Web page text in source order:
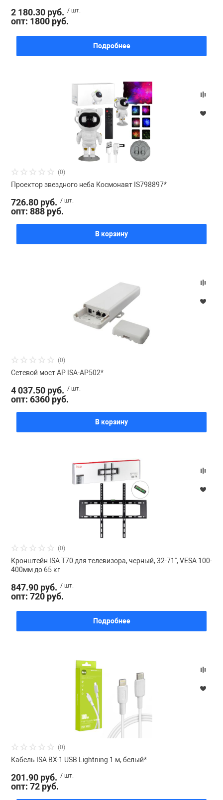
2 180.30 руб. / шт.
опт: 1800 руб.
Подробнее
(0)
Проектор звездного неба Космонавт IS798897*
726.80 руб. / шт.
опт: 888 руб.
В корзину
(0)
Сетевой мост AP ISA-AP502*
4 037.50 руб. / шт.
опт: 6360 руб.
В корзину
(0)
Кронштейн ISA T70 для телевизора, черный, 32-71'', VESA 100-
400мм до 65 кг
847.90 руб. / шт.
опт: 720 руб.
Подробнее
(0)
Кабель ISA BX-1 USB Lightning 1 м, белый*
201.90 руб. / шт.
опт: 72 руб.